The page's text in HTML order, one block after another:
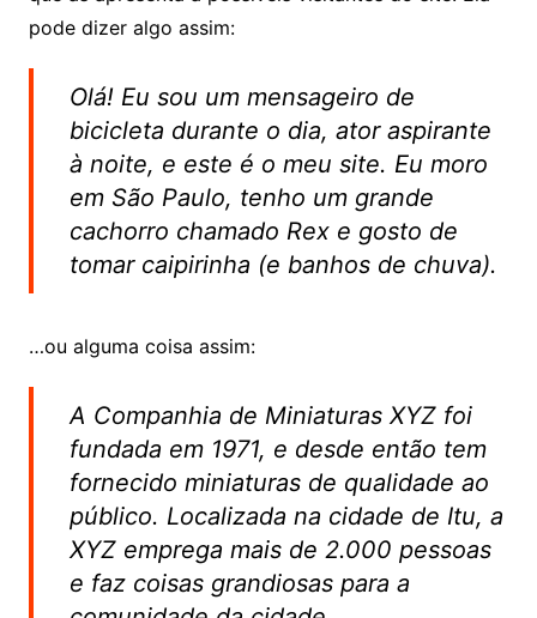
pode dizer algo assim:
Olá! Eu sou um mensageiro de
bicicleta durante o dia, ator aspirante
à noite, e este é o meu site. Eu moro
em São Paulo, tenho um grande
cachorro chamado Rex e gosto de
tomar caipirinha (e banhos de chuva).
…ou alguma coisa assim:
A Companhia de Miniaturas XYZ foi
fundada em 1971, e desde então tem
fornecido miniaturas de qualidade ao
público. Localizada na cidade de Itu, a
XYZ emprega mais de 2.000 pessoas
e faz coisas grandiosas para a